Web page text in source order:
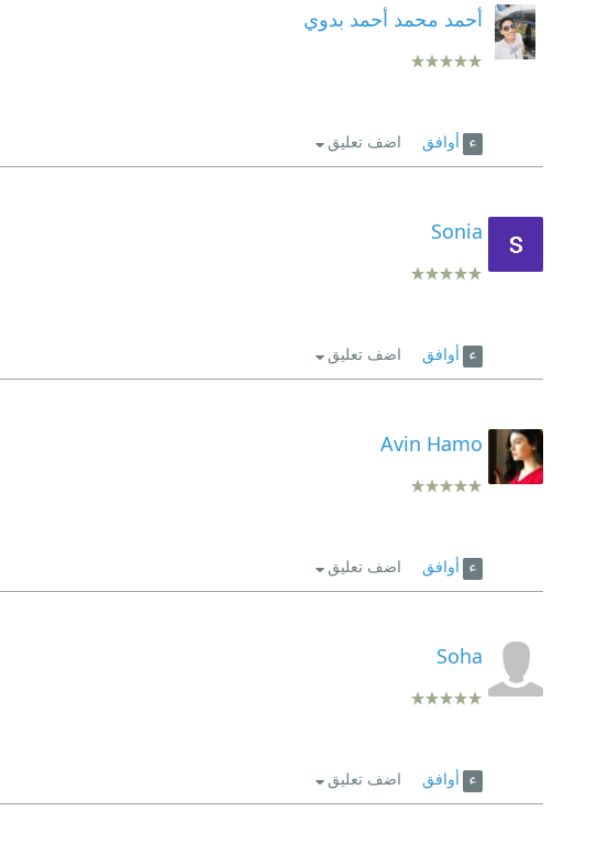
أحمد محمد أحمد بدوي
أوافق اضف تعليق
Sonia
أوافق اضف تعليق
Avin Hamo
أوافق اضف تعليق
Soha
أوافق اضف تعليق